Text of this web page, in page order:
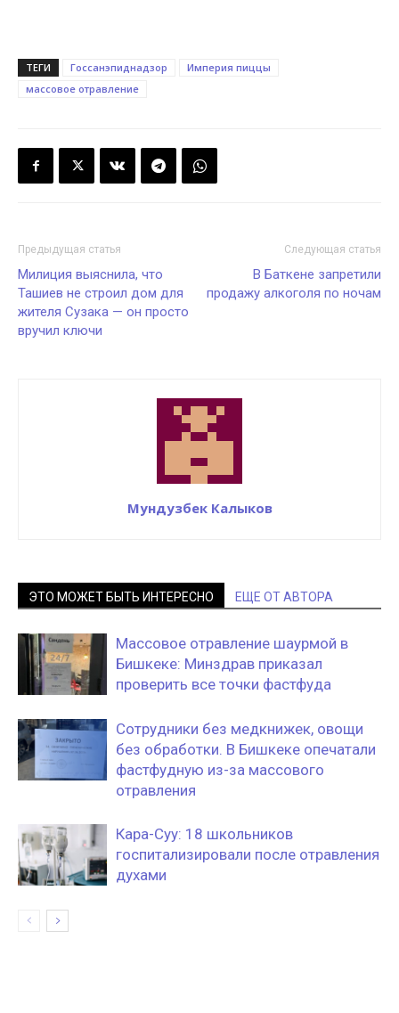
ТЕГИ Госсанэпиднадзор
Империя пиццы
массовое отравление
Предыдущая статья
Милиция выяснила, что
Ташиев не строил дом для
жителя Сузака — он просто
вручил ключи
Следующая статья
В Баткене запретили
продажу алкоголя по ночам
Мундузбек Калыков
ЭТО МОЖЕТ БЫТЬ ИНТЕРЕСНО ЕЩЕ ОТ АВТОРА
Массовое отравление шаурмой в
Бишкеке: Минздрав приказал
проверить все точки фастфуда
Сотрудники без медкнижек, овощи
без обработки. В Бишкеке опечатали
фастфудную из-за массового
отравления
Кара-Суу: 18 школьников
госпитализировали после отравления
духами